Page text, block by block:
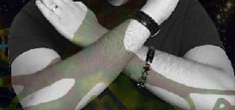
Plus de 2800